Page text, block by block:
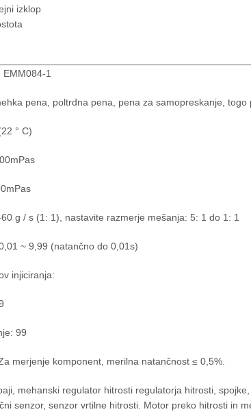
izklop
1
pena, poltrdna pena, pena za samopreskanje, togo
° C)
g / s (1: 1), nastavite razmerje mešanja: 5: 1 do 1: 1
~ 9,99 (natančno do 0,01s)
injiciranja:
99
merjenje komponent, merilna natančnost ≤ 0,5%.
mehanski regulator hitrosti regulatorja hitrosti,
senzor, senzor vrtilne hitrosti. Motor preko hitrosti in